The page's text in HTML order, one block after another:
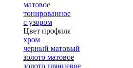
матовое
тонированное
с узором
Цвет профиля
хром
черный матовый
золото матовое
золото глянцевое